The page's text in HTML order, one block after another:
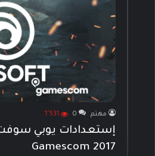
مهتم 0 1٬531
إستعدادات يوبي
Gamescom 2017